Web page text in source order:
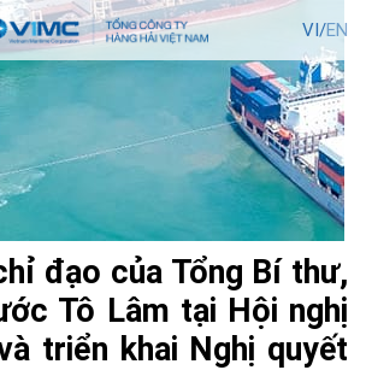
VI/EN
đạo của Tổng Bí thư,
Tô Lâm tại Hội nghị
triển khai Nghị quyết